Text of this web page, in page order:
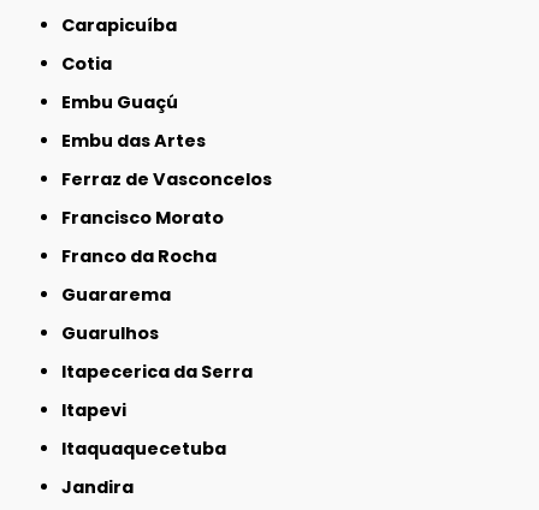
Carapicuíba
Cotia
Embu Guaçú
Embu das Artes
Ferraz de Vasconcelos
Francisco Morato
Franco da Rocha
Guararema
Guarulhos
Itapecerica da Serra
Itapevi
Itaquaquecetuba
Jandira